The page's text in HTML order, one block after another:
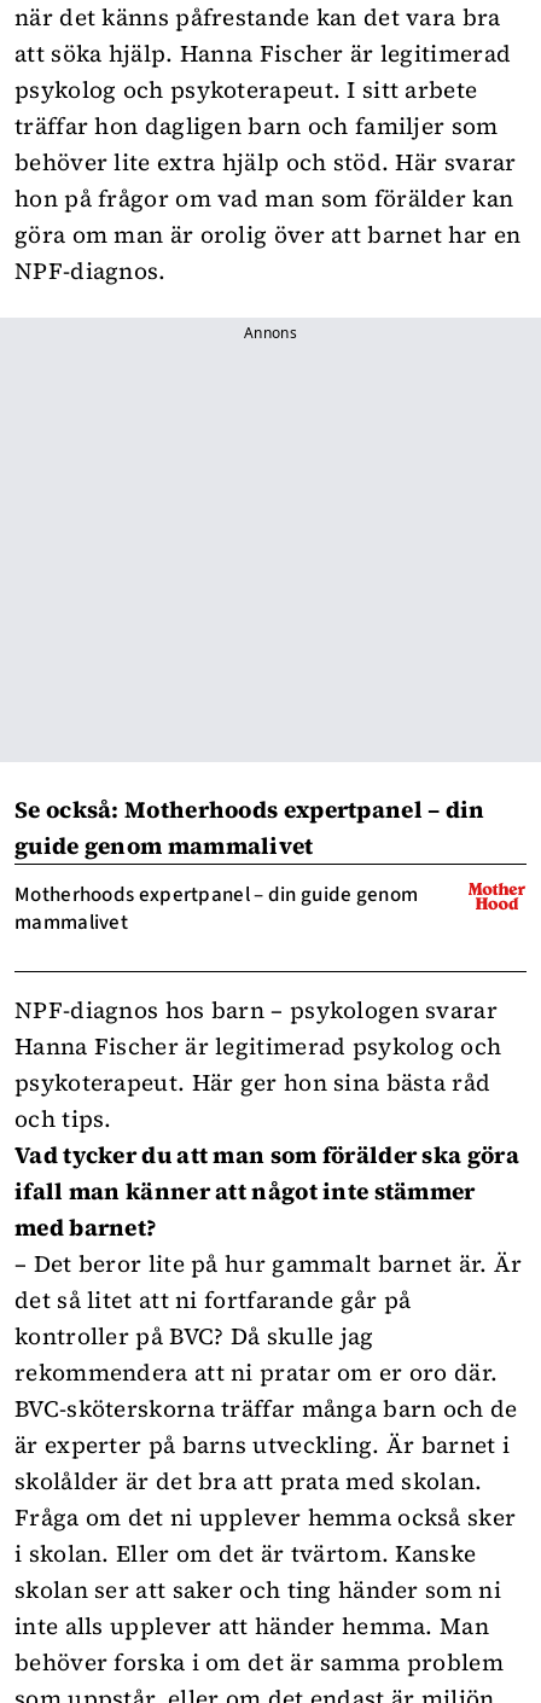
när det känns påfrestande kan det vara bra
att söka hjälp. Hanna Fischer är legitimerad
psykolog och psykoterapeut. I sitt arbete
träffar hon dagligen barn och familjer som
behöver lite extra hjälp och stöd. Här svarar
hon på frågor om vad man som förälder kan
göra om man är orolig över att barnet har en
NPF-diagnos.
Annons
Se också: Motherhoods expertpanel – din
guide genom mammalivet
Motherhoods expertpanel – din guide genom
mammalivet
NPF-diagnos hos barn – psykologen svarar
Hanna Fischer är legitimerad psykolog och
psykoterapeut. Här ger hon sina bästa råd
och tips.
Vad tycker du att man som förälder ska göra
ifall man känner att något inte stämmer
med barnet?
– Det beror lite på hur gammalt barnet är. Är
det så litet att ni fortfarande går på
kontroller på BVC? Då skulle jag
rekommendera att ni pratar om er oro där.
BVC-sköterskorna träffar många barn och de
är experter på barns utveckling. Är barnet i
skolålder är det bra att prata med skolan.
Fråga om det ni upplever hemma också sker
i skolan. Eller om det är tvärtom. Kanske
skolan ser att saker och ting händer som ni
inte alls upplever att händer hemma. Man
behöver forska i om det är samma problem